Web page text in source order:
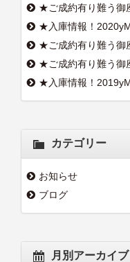
★ご成約有り難う御
★入庫情報！
★ご成約有り難う御
★ご成約有り難う御
★入庫情報！
カテゴリー
お知らせ
ブログ
月別アーカイブ